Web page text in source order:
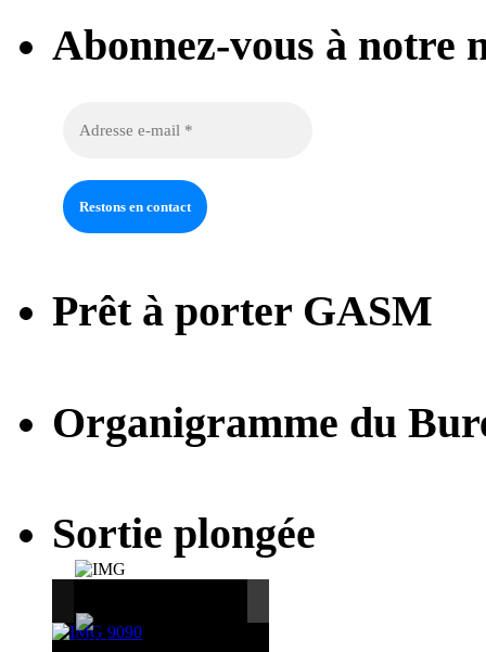
Abonnez-vous à notre
Prêt à porter GASM
Organigramme du
Sortie plongée